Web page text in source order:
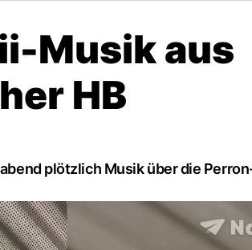
Musik aus
HB
plötzlich Musik über die